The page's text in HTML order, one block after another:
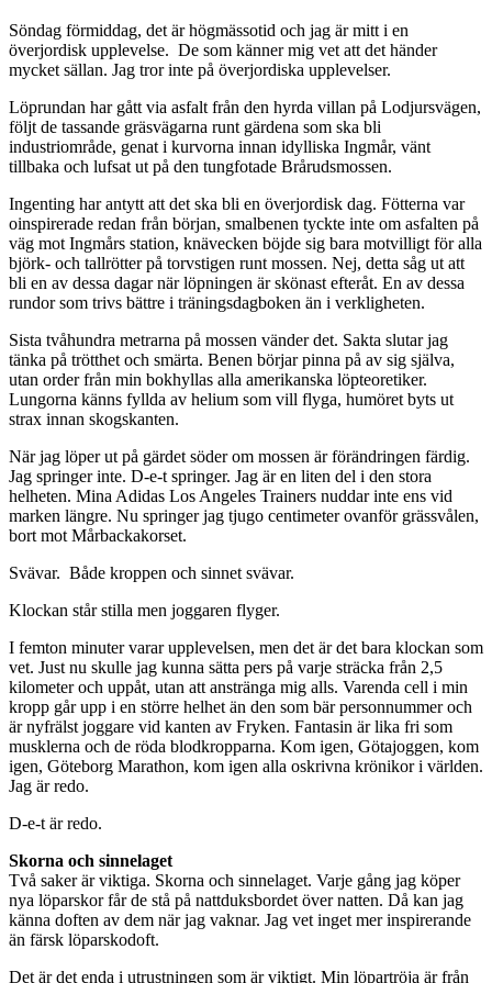
Söndag förmiddag, det är högmässotid och jag är mitt i en
överjordisk upplevelse. De som känner mig vet att det händer
mycket sällan. Jag tror inte på överjordiska upplevelser.
Löprundan har gått via asfalt från den hyrda villan på Lodjursvägen,
följt de tassande gräsvägarna runt gärdena som ska bli
industriområde, genat i kurvorna innan idylliska Ingmår, vänt
tillbaka och lufsat ut på den tungfotade Brårudsmossen.
Ingenting har antytt att det ska bli en överjordisk dag. Fötterna var
oinspirerade redan från början, smalbenen tyckte inte om asfalten på
väg mot Ingmårs station, knävecken böjde sig bara motvilligt för alla
björk- och tallrötter på torvstigen runt mossen. Nej, detta såg ut att
bli en av dessa dagar när löpningen är skönast efteråt. En av dessa
rundor som trivs bättre i träningsdagboken än i verkligheten.
Sista tvåhundra metrarna på mossen vänder det. Sakta slutar jag
tänka på trötthet och smärta. Benen börjar pinna på av sig själva,
utan order från min bokhyllas alla amerikanska löpteoretiker.
Lungorna känns fyllda av helium som vill flyga, humöret byts ut
strax innan skogskanten.
När jag löper ut på gärdet söder om mossen är förändringen färdig.
Jag springer inte. D-e-t springer. Jag är en liten del i den stora
helheten. Mina Adidas Los Angeles Trainers nuddar inte ens vid
marken längre. Nu springer jag tjugo centimeter ovanför grässvålen,
bort mot Mårbackakorset.
Svävar. Både kroppen och sinnet svävar.
Klockan står stilla men joggaren flyger.
I femton minuter varar upplevelsen, men det är det bara klockan som
vet. Just nu skulle jag kunna sätta pers på varje sträcka från 2,5
kilometer och uppåt, utan att anstränga mig alls. Varenda cell i min
kropp går upp i en större helhet än den som bär personnummer och
är nyfrälst joggare vid kanten av Fryken. Fantasin är lika fri som
musklerna och de röda blodkropparna. Kom igen, Götajoggen, kom
igen, Göteborg Marathon, kom igen alla oskrivna krönikor i världen.
Jag är redo.
D-e-t är redo.
Skorna och sinnelaget
Två saker är viktiga. Skorna och sinnelaget. Varje gång jag köper
nya löparskor får de stå på nattduksbordet över natten. Då kan jag
känna doften av dem när jag vaknar. Jag vet inget mer inspirerande
än färsk löparskodoft.
Det är det enda i utrustningen som är viktigt. Min löpartröja är från